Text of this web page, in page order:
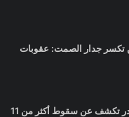
تكسر جدار الصمت: عقوبات
مجزرة في الجنوب: مصادر تكشف عن سقوط أكثر من 11